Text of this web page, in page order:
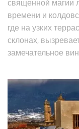
священной магии
времени и
где на узких
склонах,
замечательное